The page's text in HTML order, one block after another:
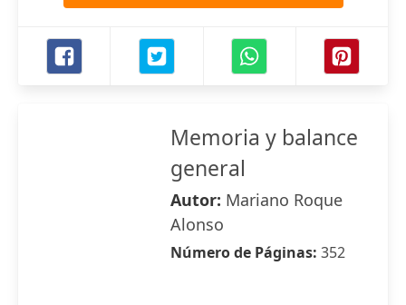
Memoria y balance
general
Autor: Mariano Roque
Alonso
Número de Páginas: 352